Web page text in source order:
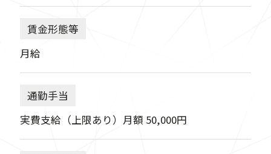
賃金形態等
月給
通勤手当
実費支給（上限あり）月額 50,000円